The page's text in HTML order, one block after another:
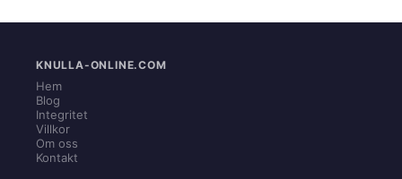
KNULLA-ONLINE.COM
Hem
Blog
Integritet
Villkor
Om oss
Kontakt